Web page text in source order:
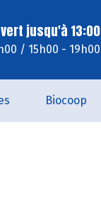
jusqu'à 13:00
/ 15h00 - 19h00
Biocoop